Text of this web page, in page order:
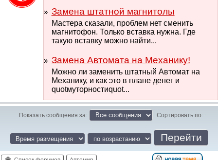
Замена штатной магнитолы
Мастера сказали, проблем нет сменить
магнитофон. Только вставка нужна. Где
такую вставку можно найти...
Замена Автомата на Механику!
Можно ли заменить штатный Автомат на
Механику, и как это в плане денег и
quotмуторностиquot...
Показать сообщения за: Сортировать по: